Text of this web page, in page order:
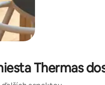
Thermas